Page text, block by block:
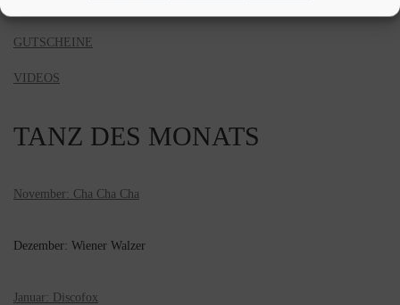
GUTSCHEINE
VIDEOS
TANZ DES MONATS
November: Cha Cha Cha
Dezember: Wiener Walzer
Januar: Discofox